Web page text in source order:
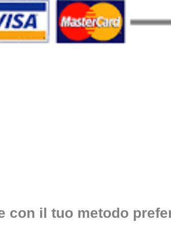
con il tuo metodo